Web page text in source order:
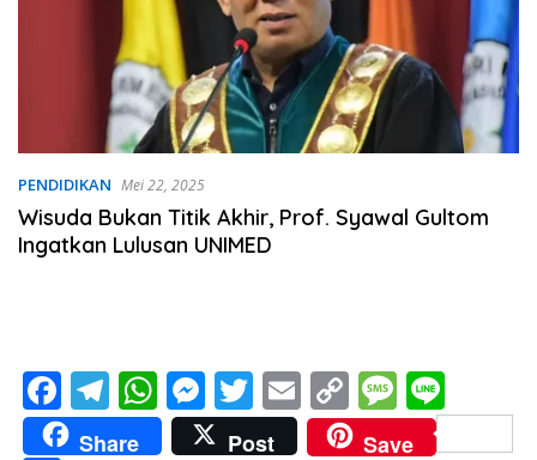
PENDIDIKAN Mei 22, 2025
Wisuda Bukan Titik Akhir, Prof. Syawal Gultom
Ingatkan Lulusan UNIMED
F
ac
T
el
W
h
M
e
T
w
E
m
C
o
M
e n
Share Post Save